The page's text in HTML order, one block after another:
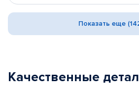
Показать еще
Качественные